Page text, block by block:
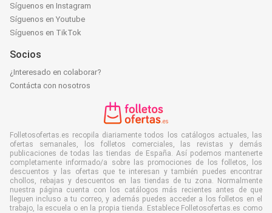
Síguenos en Instagram
Síguenos en Youtube
Síguenos en TikTok
Socios
¿Interesado en colaborar?
Contácta con nosotros
Folletosofertas.es recopila diariamente todos los catálogos actuales, las
ofertas semanales, los folletos comerciales, las revistas y demás
publicaciones de todas las tiendas de España. Así podemos mantenerte
completamente informado/a sobre las promociones de los folletos, los
descuentos y las ofertas que te interesan y también puedes encontrar
chollos, rebajas y descuentos en las tiendas de tu zona. Normalmente
nuestra página cuenta con los catálogos más recientes antes de que
lleguen incluso a tu correo, y además puedes acceder a los folletos en el
trabajo, la escuela o en la propia tienda. Establece Folletosofertas.es como